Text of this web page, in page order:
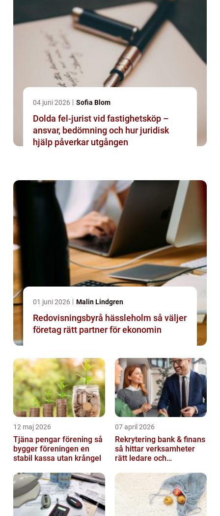
04 juni 2026 Sofia Blom
Dolda fel-jurist vid fastighetsköp –
ansvar, bedömning och hur juridisk
hjälp påverkar utgången
01 juni 2026 Malin Lindgren
Redovisningsbyrå hässleholm så väljer
företag rätt partner för ekonomin
12 maj 2026
Tjäna pengar förening så
bygger föreningen en
stabil kassa utan krångel
07 april 2026
Rekrytering bank & finans
så hittar verksamheter
rätt ledare och